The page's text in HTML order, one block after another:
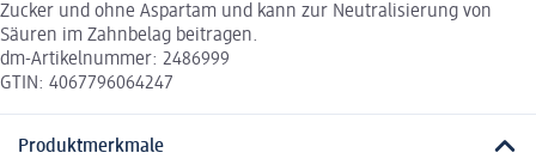
Zucker und ohne Aspartam und kann zur Neutralisierung von
Säuren im Zahnbelag beitragen.
dm-Artikelnummer: 2486999
GTIN: 4067796064247
Produktmerkmale